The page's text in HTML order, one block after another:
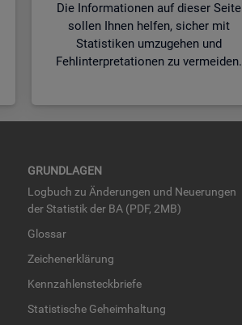
Die Informationen auf dieser Seite
sollen Ihnen helfen, sicher mit
Statistiken umzugehen und
Fehlinterpretationen zu vermeiden.
GRUND­LA­GEN
Log­buch zu Än­de­run­gen und Neue­run­gen
der Sta­tis­tik der BA (PDF, 2MB)
Glos­sar
Zei­chen­er­klä­rung
Kenn­zah­len­steck­brie­fe
Sta­tis­ti­sche Ge­heim­hal­tung